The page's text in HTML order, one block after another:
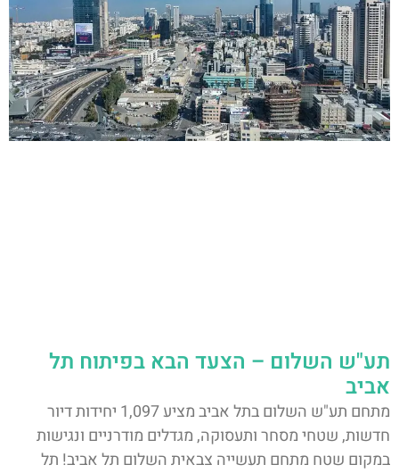
תע"ש השלום – הצעד הבא בפיתוח תל
אביב
מתחם תע"ש השלום בתל אביב מציע 1,097 יחידות דיור
חדשות, שטחי מסחר ותעסוקה, מגדלים מודרניים ונגישות
במקום שטח מתחם תעשייה צבאית השלום תל אביב! תל